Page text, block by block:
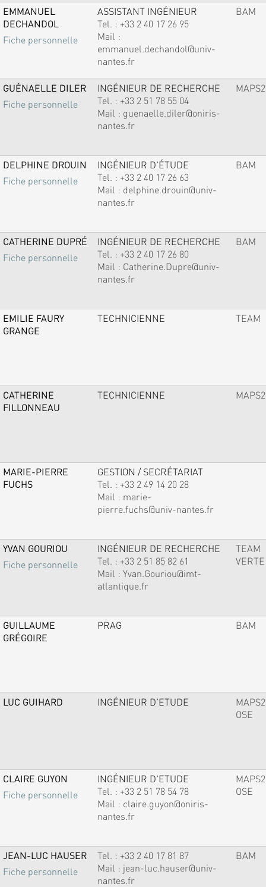
EMMANUEL
DECHANDOL
Fiche personnelle
ASSISTANT INGÉNIEUR
Tel. : +33 2 40 17 26 95
Mail :
emmanuel.dechandol@univ-
nantes.fr
BAM
GUÉNAELLE DILER
Fiche personnelle
INGÉNIEUR DE RECHERCHE
Tel. : +33 2 51 78 55 04
Mail : guenaelle.diler@oniris-
nantes.fr
MAPS2
DELPHINE DROUIN
Fiche personnelle
INGÉNIEUR D'ÉTUDE
Tel. : +33 2 40 17 26 63
Mail : delphine.drouin@univ-
nantes.fr
BAM
CATHERINE DUPRÉ
Fiche personnelle
INGÉNIEUR DE RECHERCHE
Tel. : +33 2 40 17 26 80
Mail : Catherine.Dupre@univ-
nantes.fr
BAM
EMILIE FAURY
GRANGE
TECHNICIENNE TEAM
CATHERINE
FILLONNEAU
TECHNICIENNE MAPS2
MARIE-PIERRE
FUCHS
GESTION / SECRÉTARIAT
Tel. : +33 2 49 14 20 28
Mail : marie-
pierre.fuchs@univ-nantes.fr
YVAN GOURIOU
Fiche personnelle
INGÉNIEUR DE RECHERCHE
Tel. : +33 2 51 85 82 61
Mail : Yvan.Gouriou@imt-
atlantique.fr
TEAM
VERTE
GUILLAUME
GRÉGOIRE
PRAG BAM
LUC GUIHARD INGÉNIEUR D'ETUDE
MAPS2
OSE
CLAIRE GUYON
Fiche personnelle
INGÉNIEUR D'ETUDE
Tel. : +33 2 51 78 54 78
Mail : claire.guyon@oniris-
nantes.fr
MAPS2
OSE
JEAN-LUC HAUSER
Fiche personnelle
Tel. : +33 2 40 17 81 87
Mail : jean-luc.hauser@univ-
nantes.fr
BAM